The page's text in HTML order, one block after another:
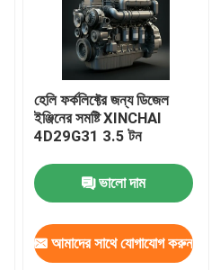
হেলি ফর্কলিফ্টের জন্য ডিজেল
ইঞ্জিনের সমষ্টি XINCHAI
4D29G31 3.5 টন
ভালো দাম
আমাদের সাথে যোগাযোগ করুন